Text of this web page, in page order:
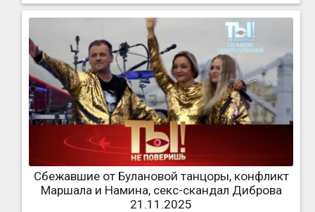
Сбежавшие от Булановой танцоры, конфликт
Маршала и Намина, секс-скандал Диброва
21.11.2025